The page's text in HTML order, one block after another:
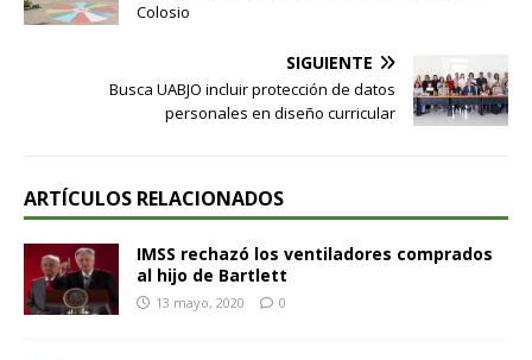
Colosio
SIGUIENTE
Busca UABJO incluir protección de datos
personales en diseño curricular
ARTÍCULOS RELACIONADOS
IMSS rechazó los ventiladores comprados
al hijo de Bartlett
13 mayo, 2020 0